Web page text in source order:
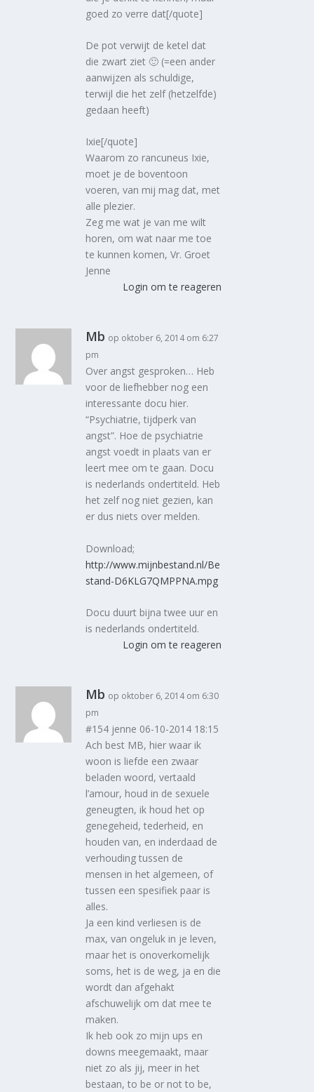
goed zo verre dat[/quote]
De pot verwijt de ketel dat
die zwart ziet 🙂 (=een ander
aanwijzen als schuldige,
terwijl die het zelf (hetzelfde)
gedaan heeft)
Ixie[/quote]
Waarom zo rancuneus Ixie,
moet je de boventoon
voeren, van mij mag dat, met
alle plezier.
Zeg me wat je van me wilt
horen, om wat naar me toe
te kunnen komen, Vr. Groet
Jenne
Login om te reageren
Mb op oktober 6, 2014 om 6:27
pm
Over angst gesproken… Heb
voor de liefhebber nog een
interessante docu hier.
“Psychiatrie, tijdperk van
angst”. Hoe de psychiatrie
angst voedt in plaats van er
leert mee om te gaan. Docu
is nederlands ondertiteld. Heb
het zelf nog niet gezien, kan
er dus niets over melden.
Download;
http://www.mijnbestand.nl/Be
stand-D6KLG7QMPPNA.mpg
Docu duurt bijna twee uur en
is nederlands ondertiteld.
Login om te reageren
Mb op oktober 6, 2014 om 6:30
pm
#154 jenne 06-10-2014 18:15
Ach best MB, hier waar ik
woon is liefde een zwaar
beladen woord, vertaald
l’amour, houd in de sexuele
geneugten, ik houd het op
genegeheid, tederheid, en
houden van, en inderdaad de
verhouding tussen de
mensen in het algemeen, of
tussen een spesifiek paar is
alles.
Ja een kind verliesen is de
max, van ongeluk in je leven,
maar het is onoverkomelijk
soms, het is de weg, ja en die
wordt dan afgehakt
afschuwelijk om dat mee te
maken.
Ik heb ook zo mijn ups en
downs meegemaakt, maar
niet zo als jij, meer in het
bestaan, to be or not to be,